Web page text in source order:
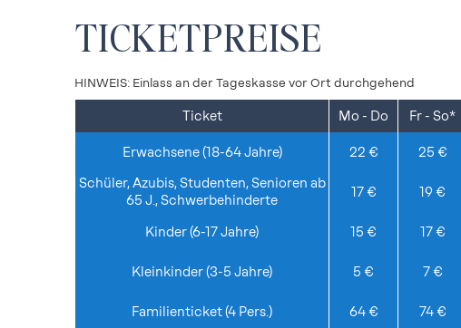
TICKETPREISE
HINWEIS: Einlass an der Tageskasse vor Ort durchgehend
Ticket Mo - Do Fr - So*
Erwachsene (18-64 Jahre) 22 € 25 €
Schüler, Azubis, Studenten, Senioren ab
65 J., Schwerbehinderte
17 € 19 €
Kinder (6-17 Jahre) 15 € 17 €
Kleinkinder (3-5 Jahre) 5 € 7 €
Familienticket (4 Pers.) 64 € 74 €